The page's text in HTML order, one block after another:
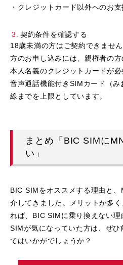
・クレジットカード以外へのお
契約条件を確認する
18歳未満の方はご契約できませ
方のお申し込みには、親権者の
本人名義のクレジットカードが必
音声通話機能付きSIMカード（
線までを上限としています。
まとめ「BIC SIMに
い」
BIC SIMをオススメする理由と
介してきました。メリットが多
れば、BIC SIMに乗り換えない
SIMが気になっていた方は、ぜ
てはいかがでしょうか？